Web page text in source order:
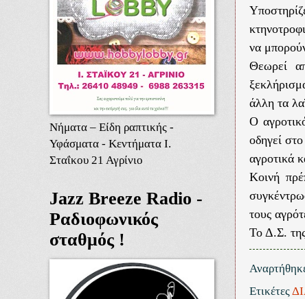
να
Θεωρεί
άλλη τα
Ο
οδηγεί
αγροτικά
Κοινή
τους
Το Δ.Σ.
Ετικέτες
Νήματα – Είδη ραπτικής -
Υφάσματα - Κεντήματα Ι.
Σταΐκου 21 Αγρίνιο
Jazz Breeze Radio -
Ραδιοφωνικός
σταθμός !